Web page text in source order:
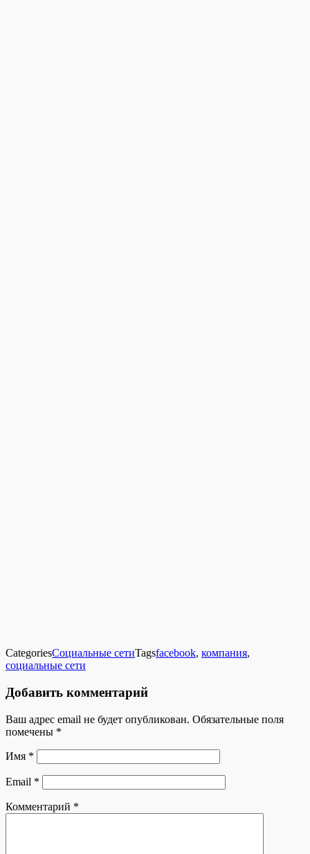
CategoriesСоциальные сетиTagsfacebook, компания,
социальные сети
Добавить комментарий
Ваш адрес email не будет опубликован. Обязательные поля
помечены *
Имя *
Email *
Комментарий *